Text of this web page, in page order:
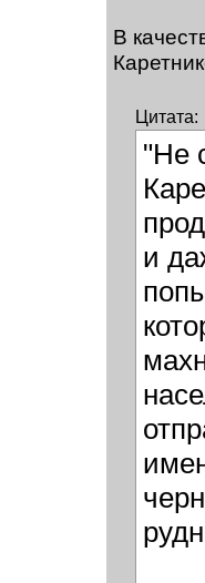
В
Цитата:
"Не
и